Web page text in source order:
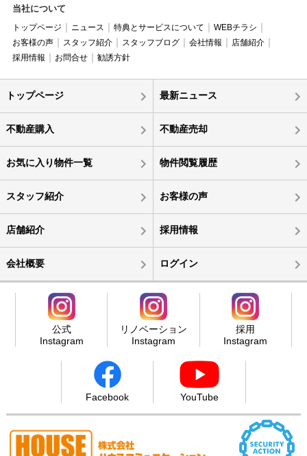
当社について
トップページ ニュース 特典とサービスについて
WEBチラシ
お客様の声
スタッフ紹介 スタッフブログ 会社情報
店舗紹介
採用情報
お問合せ 勧誘方針
トップページ 最新ニュース
不動産購入 不動産売却
お気に入り物件一覧 物件閲覧履歴
スタッフ紹介 お客様の声
店舗紹介 採用情報
会社概要 ログイン
公式
Instagram
リノベーション
Instagram
採用
Instagram
Facebook YouTube